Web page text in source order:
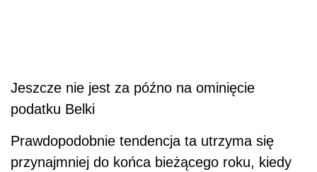
Jeszcze nie jest za późno na ominięcie
podatku Belki
Prawdopodobnie tendencja ta utrzyma się
przynajmniej do końca bieżącego roku, kiedy